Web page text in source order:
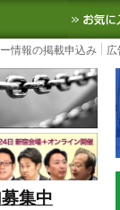
など国内外の最
情報の掲載申込み
集中